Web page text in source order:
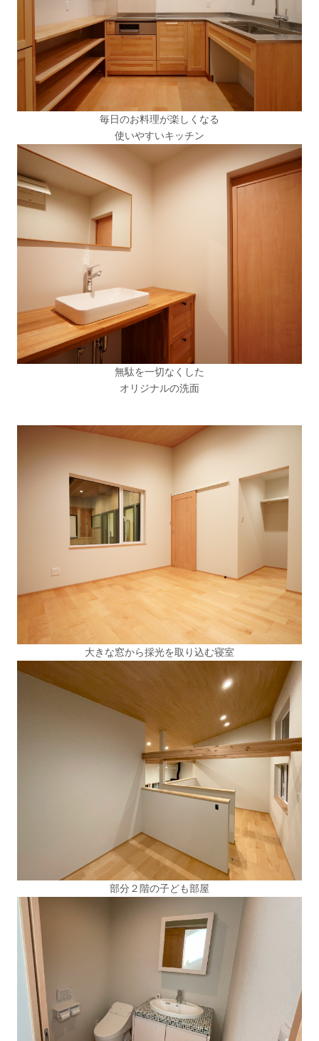
毎日のお料理が楽しくなる
使いやすいキッチン
無駄を一切なくした
オリジナルの洗面
大きな窓から採光を取り込む寝室
部分２階の子ども部屋